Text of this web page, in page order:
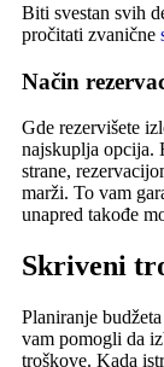
Biti svestan svih
pročitati zvanične
Način
Gde rezervišete
najskuplja opcija.
strane,
marži. To vam
unapred takođe
Skriveni
Planiranje
vam pomogli da
troškove. Kada